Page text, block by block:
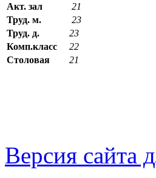
Акт. зал
21
Труд. м.
23
Труд. д.
23
Комп.класс
22
Столовая
21
Версия сайта